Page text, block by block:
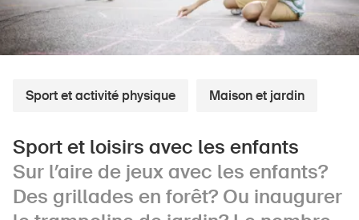
Enfants
École
À propos du BPA
Sport et activité physique Maison et jardin
Sport et loisirs avec les enfants
Sur l’aire de jeux avec les enfants?
Des grillades en forêt? Ou inaugurer